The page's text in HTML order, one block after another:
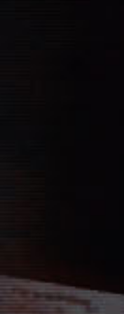
nun in
fallen